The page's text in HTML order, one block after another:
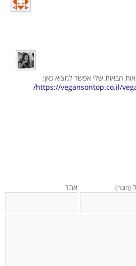
הבאות שלי אפשר למצוא כאן:
https://vegansontop.co.il/
(חובה) אתר